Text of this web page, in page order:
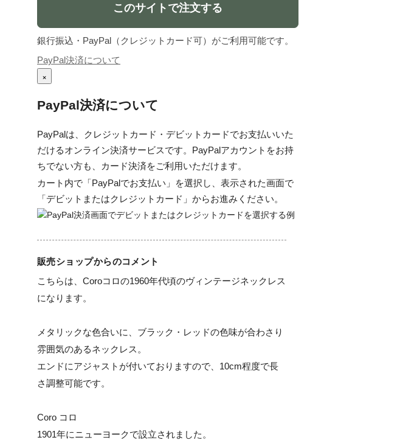
このサイトで注文する
銀行振込・PayPal（クレジットカード可）がご利用可能です。
PayPal決済について
×
PayPal決済について
PayPalは、クレジットカード・デビットカードでお支払いいた
だけるオンライン決済サービスです。PayPalアカウントをお持
ちでない方も、カード決済をご利用いただけます。
カート内で「PayPalでお支払い」を選択し、表示された画面で
「デビットまたはクレジットカード」からお進みください。
販売ショップからのコメント
こちらは、Coroコロの1960年代頃のヴィンテージネックレス
になります。
メタリックな色合いに、ブラック・レッドの色味が合わさり
雰囲気のあるネックレス。
エンドにアジャストが付いておりますので、10cm程度で長
さ調整可能です。
Coro コロ
1901年にニューヨークで設立されました。